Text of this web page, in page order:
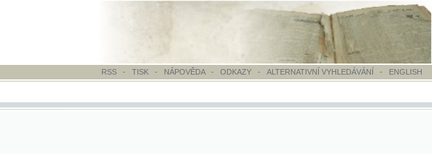
RSS - TISK-NÁPOVĚDA - ODKAZY - ALTERNATIVNÍ VYHLEDÁVÁNÍ- ENGLISH